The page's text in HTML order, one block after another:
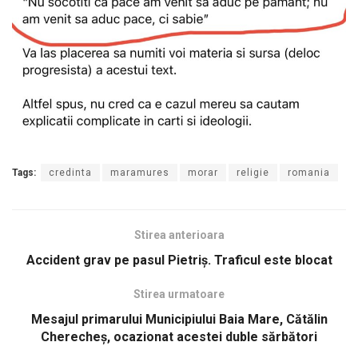
Tags: credinta maramures morar religie romania
Stirea anterioara
Accident grav pe pasul Pietriș. Traficul este blocat
Stirea urmatoare
Mesajul primarului Municipiului Baia Mare, Cătălin
Cherecheș, ocazionat acestei duble sărbători